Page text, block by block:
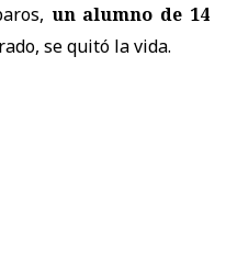
un alumno de 14
se quitó la vida.